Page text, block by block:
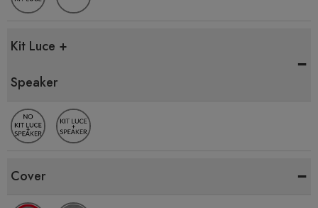
Kit Luce +
Speaker
-
Cover -